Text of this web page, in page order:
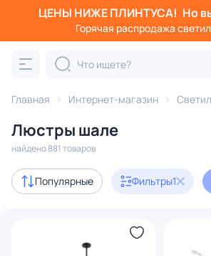
ЦЕНЫ НИЖЕ ПЛИНТУСА! Но
Горячая распродажа
Главная Интернет-магазин
Люстры шале
найдено 881 товаров
Популярные Фильтры1
Фильтры
Категория:
подвесные потолочные
Акции 39
Дизайнерский свет 98